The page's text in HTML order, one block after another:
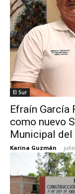
El Sur
Efraín García
como nuevo
Municipal del
Karina Guzmán -